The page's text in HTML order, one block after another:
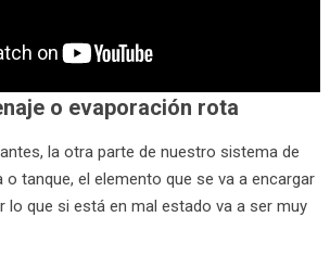
o evaporación rota
la otra parte de nuestro sistema de
o tanque, el elemento que se va a encargar
lo que si está en mal estado va a ser muy